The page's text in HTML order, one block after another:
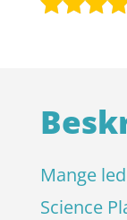
på
ømmels
er
Mange
Science